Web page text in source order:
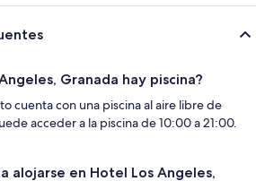
Granada hay piscina?
cuenta con una piscina al aire libre de
acceder a la piscina de 10:00 a 21:00.
alojarse en Hotel Los Angeles,